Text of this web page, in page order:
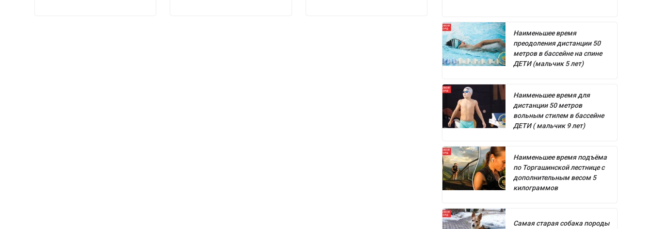
Наименьшее время
преодоления дистанции 50
метров в бассейне на спине
ДЕТИ (мальчик 5 лет)
Наименьшее время для
дистанции 50 метров
вольным стилем в бассейне
ДЕТИ ( мальчик 9 лет)
Наименьшее время подъёма
по Торгашинской лестнице с
дополнительным весом 5
килограммов
Самая старая собака породы